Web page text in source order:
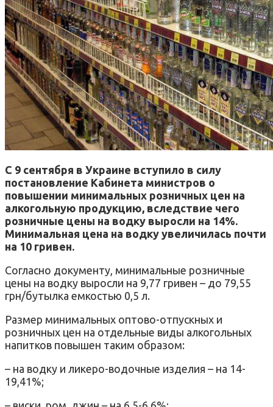
С 9 сентября в Украине вступило в силу
постановление Кабинета министров о
повышении минимальных розничных цен на
алкогольную продукцию, вследствие чего
розничные цены на водку выросли на 14%.
Минимальная цена на водку увеличилась почти
на 10 гривен.
Согласно документу, минимальные розничные
цены на водку выросли на 9,77 гривен – до 79,55
грн/бутылка емкостью 0,5 л.
Размер минимальных оптово-отпускных и
розничных цен на отдельные виды алкогольных
напитков повышен таким образом:
– на водку и ликеро-водочные изделия – на 14-
19,41%;